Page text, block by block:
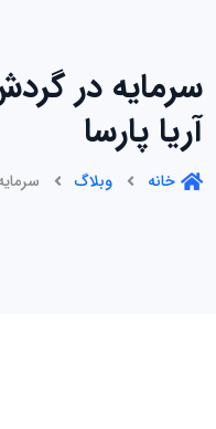
سرمایه در
آریا پارسا
خانه وبلاگ